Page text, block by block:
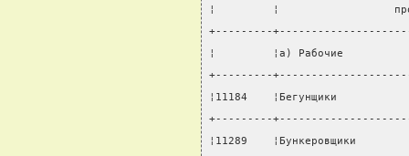
¦         ¦
+---------
¦         ¦а) Рабочие
+---------
¦11184    ¦Бегунщики
+---------
¦11289